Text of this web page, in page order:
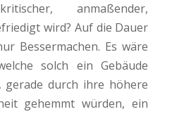
anmaßender,
wird? Auf die Dauer
Bessermachen. Es wäre
solch ein Gebäude
durch ihre höhere
gehemmt würden, ein